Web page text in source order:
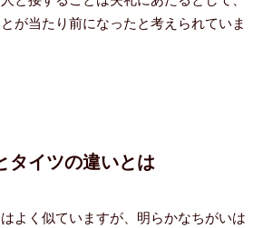
が当たり前になったと考えられていま
タイツの違いとは
よく似ていますが、明らかなちがいは